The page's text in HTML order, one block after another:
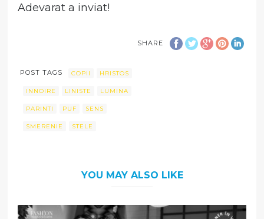
Adevarat a inviat!
SHARE
POST TAGS COPII HRISTOS
INNOIRE LINISTE LUMINA
PARINTI PUF SENS
SMERENIE STELE
YOU MAY ALSO LIKE